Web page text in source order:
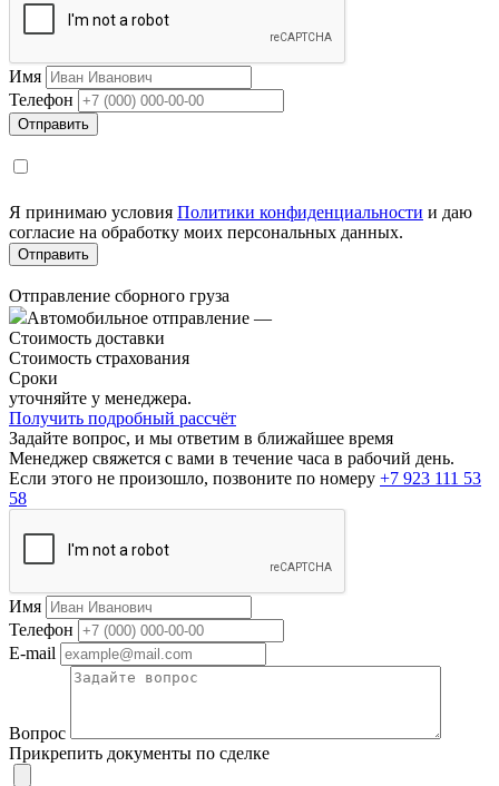
Имя
Телефон
Я принимаю условия Политики конфиденциальности и даю
согласие на обработку моих персональных данных.
Отправление сборного груза
Автомобильное отправление —
Стоимость доставки
Стоимость страхования
Сроки
уточняйте у менеджера.
Получить подробный рассчёт
Задайте вопрос, и мы ответим в ближайшее время
Менеджер свяжется с вами в течение часа в рабочий день.
Если этого не произошло, позвоните по номеру +7 923 111 53
58
Имя
Телефон
E-mail
Вопрос
Прикрепить документы по сделке